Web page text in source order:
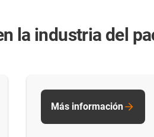
la industria del
Más información